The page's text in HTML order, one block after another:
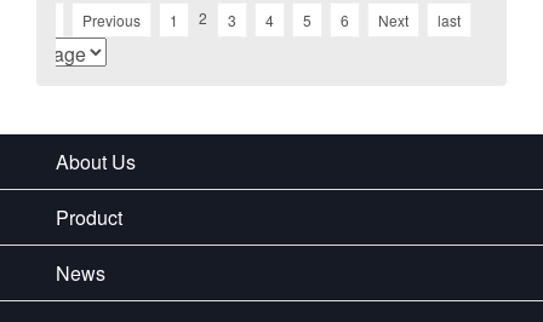
Previous 1 2 3 4 5 6 Next last
About Us
Product
News